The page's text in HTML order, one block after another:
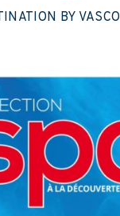
BY VASCO